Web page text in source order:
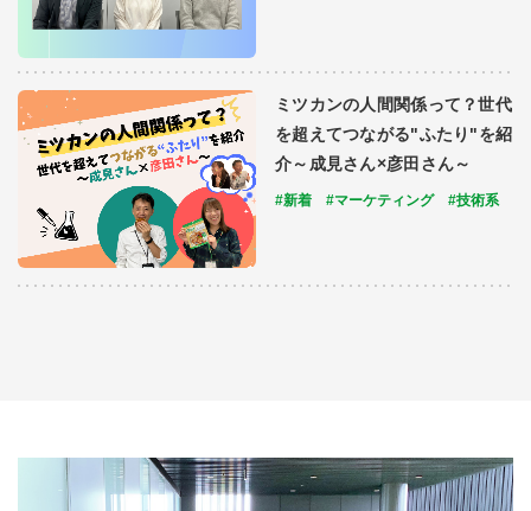
ミツカンの人間関係って？世代
を超えてつながる"ふたり"を紹
介～成見さん×彦田さん～
#新着 #マーケティング #技術系